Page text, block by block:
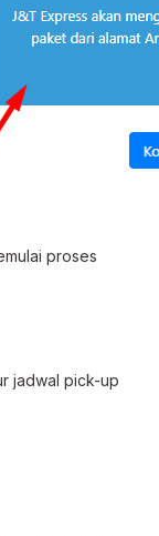
proses
jadwal pick-up